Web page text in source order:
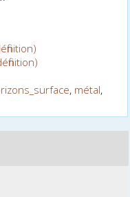
, métal,